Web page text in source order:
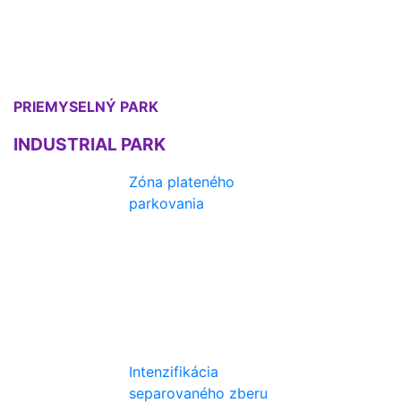
PRIEMYSELNÝ PARK
INDUSTRIAL PARK
Zóna plateného
parkovania
Intenzifikácia
separovaného zberu